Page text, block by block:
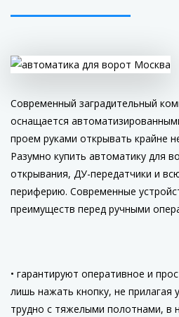
Современный заградительный
оснащается
проем руками открывать крайне
Разумно купить автоматику для
открывания, ДУ-передатчики и
периферию. Современные
преимуществ перед ручными
гарантируют оперативное и
лишь нажать кнопку, не прилагая
трудно с тяжелыми полотнами, в